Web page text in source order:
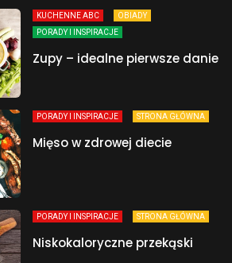
KUCHENNE ABC
OBIADY
PORADY I INSPIRACJE
Zupy – idealne pierwsze danie
PORADY I INSPIRACJE STRONA GŁÓWNA
Mięso w zdrowej diecie
PORADY I INSPIRACJE STRONA GŁÓWNA
Niskokaloryczne przekąski